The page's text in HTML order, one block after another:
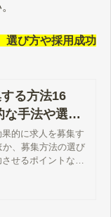
選び方や採用成功
る方法16
な手法や選び
のコツも解
的に求人を募集す
か、募集方法の選び
せるポイントなど
人募集のコストを